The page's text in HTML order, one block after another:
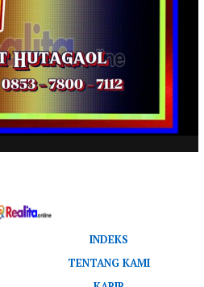
INDEKS
TENTANG KAMI